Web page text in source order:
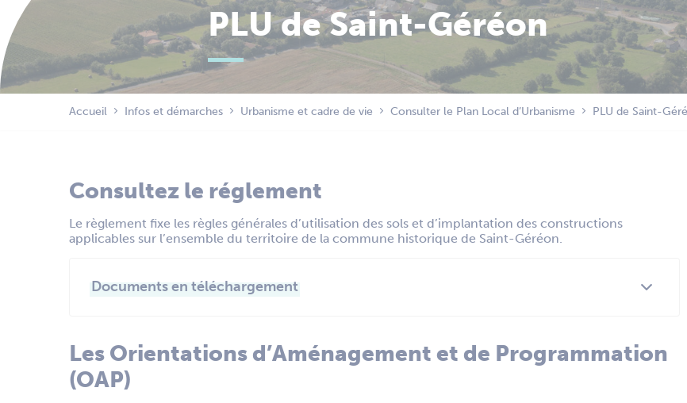
PLU de Saint-Géréon
Accueil Infos et démarches Urbanisme et cadre de vie Consulter le Plan Local d’Urbanisme PLU de Saint-
Consultez le réglement
Le règlement fixe les règles générales d’utilisation des sols et d’implantation des constructions
applicables sur l’ensemble du territoire de la commune historique de Saint-Géréon.
Documents en téléchargement
Les Orientations d’Aménagement et de Programmation
(OAP)